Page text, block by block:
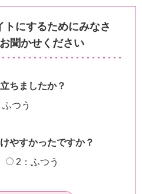
トにするためにみなさ
聞かせください
ちましたか？
ふつう
やすかったですか？
2：ふつう